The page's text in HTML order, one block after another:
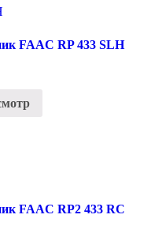
FAAC RP 433 SLH
FAAC RP2 433 RC